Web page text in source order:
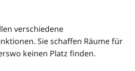
verschiedene
Sie schaffen Räume für
keinen Platz finden.